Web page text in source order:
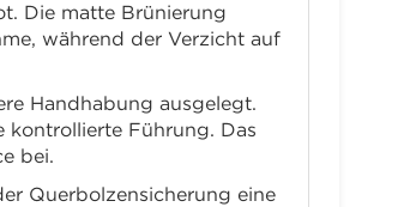
Die matte Brünierung
während der Verzicht auf
Handhabung ausgelegt.
kontrollierte Führung. Das
bei.
Querbolzensicherung eine